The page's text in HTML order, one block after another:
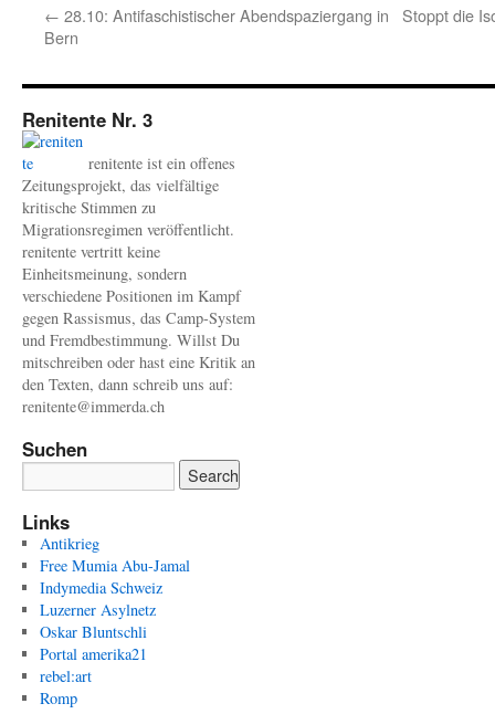
← 28.10: Antifaschistischer Abendspaziergang in
Bern
Stoppt die
Renitente Nr. 3
renitente ist ein offenes
Zeitungsprojekt, das vielfältige
kritische Stimmen zu
Migrationsregimen veröffentlicht.
renitente vertritt keine
Einheitsmeinung, sondern
verschiedene Positionen im Kampf
gegen Rassismus, das Camp-System
und Fremdbestimmung. Willst Du
mitschreiben oder hast eine Kritik an
den Texten, dann schreib uns auf:
renitente@immerda.ch
Suchen
Links
Antikrieg
Free Mumia Abu-Jamal
Indymedia Schweiz
Luzerner Asylnetz
Oskar Bluntschli
Portal amerika21
rebel:art
Romp